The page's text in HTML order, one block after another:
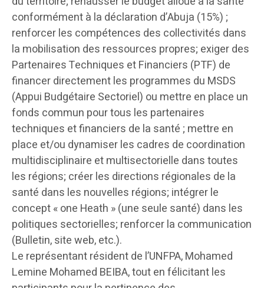
conformément à la déclaration d’Abuja (15%) ;
renforcer les compétences des collectivités dans
la mobilisation des ressources propres; exiger des
Partenaires Techniques et Financiers (PTF) de
financer directement les programmes du MSDS
(Appui Budgétaire Sectoriel) ou mettre en place un
fonds commun pour tous les partenaires
techniques et financiers de la santé ; mettre en
place et/ou dynamiser les cadres de coordination
multidisciplinaire et multisectorielle dans toutes
les régions; créer les directions régionales de la
santé dans les nouvelles régions; intégrer le
concept « one Heath » (une seule santé) dans les
politiques sectorielles; renforcer la communication
(Bulletin, site web, etc.).
Le représentant résident de l’UNFPA, Mohamed
Lemine Mohamed BEIBA, tout en félicitant les